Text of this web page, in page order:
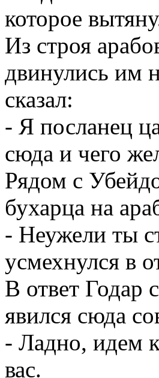
которое
Из строя
двинулись им
сказал:
- Я посланец
сюда и чего
Рядом с
бухарца на
- Неужели ты
усмехнулся в
В ответ
явился сюда
- Ладно, идем
вас.